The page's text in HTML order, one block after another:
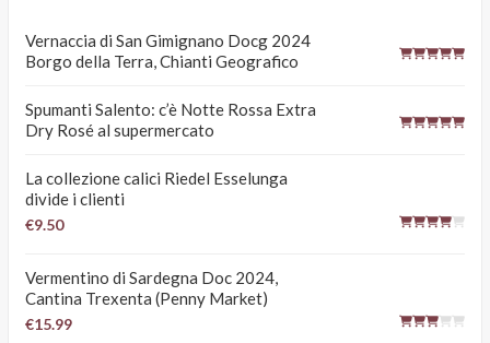
Vernaccia di San Gimignano Docg 2024
Borgo della Terra, Chianti Geografico
Spumanti Salento: c’è Notte Rossa Extra
Dry Rosé al supermercato
La collezione calici Riedel Esselunga
divide i clienti
€9.50
Vermentino di Sardegna Doc 2024,
Cantina Trexenta (Penny Market)
€15.99